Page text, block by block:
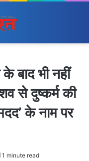
बाद भी नहीं
से दुष्कर्म की
के नाम पर
1 minute read